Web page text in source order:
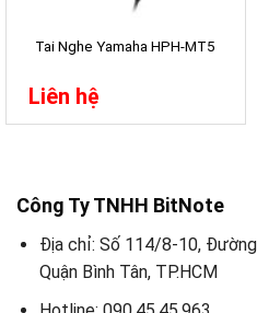
Tai Nghe Yamaha HPH-MT5
Liên hệ
Công Ty TNHH BitNote
Địa chỉ: Số 114/8-10,
Quận Bình Tân, TP.HCM